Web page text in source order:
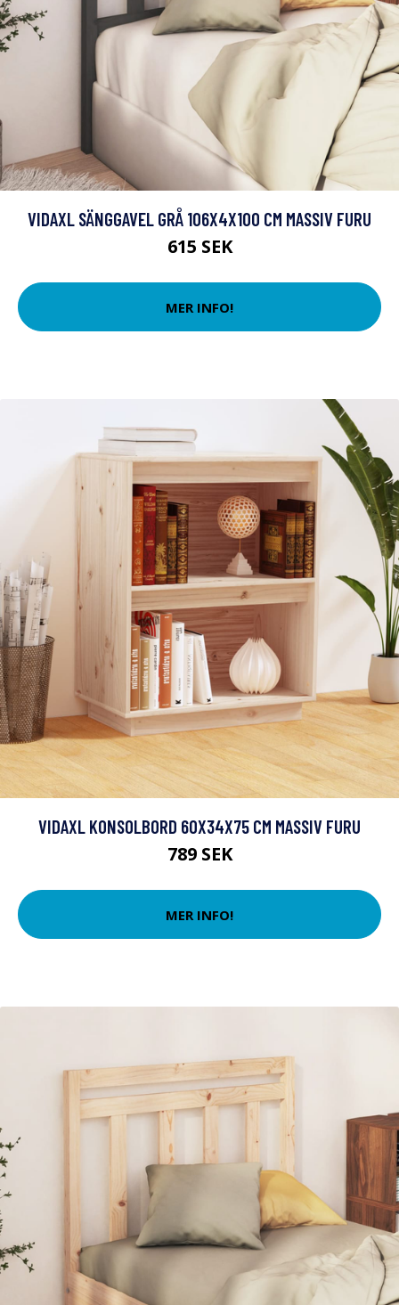
VIDAXL SÄNGGAVEL GRÅ 106X4X100 CM MASSIV FURU
615 SEK
MER INFO!
VIDAXL KONSOLBORD 60X34X75 CM MASSIV FURU
789 SEK
MER INFO!